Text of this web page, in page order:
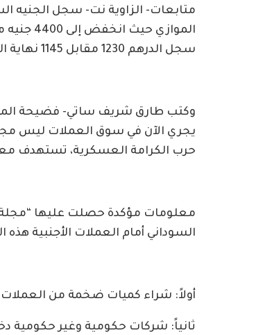
متابعات- الزاوية نت- سجل الجنيه
سجل الدرهم 1230 مقابل 1145 نهاية الأسبوع الماضي.
وكتب طارق شريف ساتي- فضيحة
يجري الآن في سوق العملات ليس
حرب الكرامة العسكرية، تستهدف
معلومات مؤكدة حصلت عليها
السوداني أمام العملات الأجنبية هذه
أولاً: شراء كميات ضخمة من العملات
ثانياً: شركات حكومية وغير حكومية